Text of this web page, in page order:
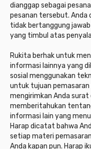
dianggap sebagai
pesanan tersebut. Anda
tidak bertanggung
yang timbul atas
Rukita berhak untuk
informasi lainnya yang
sosial menggunakan
untuk tujuan
mengirimkan Anda
memberitahukan
informasi lain yang
Harap dicatat bahwa
setiap materi
Anda kapan pun. Harap